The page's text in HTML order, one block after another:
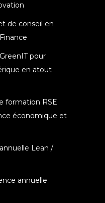
de conseil en
pour
en atout
formation RSE
économique et
Lean /
annuelle